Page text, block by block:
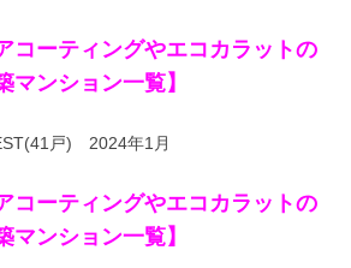
コーティングやエコカラットの
マンション一覧】
戸) 2024年1月
コーティングやエコカラットの
マンション一覧】